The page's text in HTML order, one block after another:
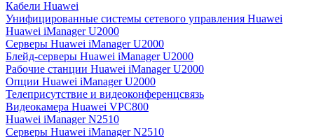
Кабели Huawei
Унифицированные системы сетевого управления Huawei
Huawei iManager U2000
Серверы Huawei iManager U2000
Блейд-серверы Huawei iManager U2000
Рабочие станции Huawei iManager U2000
Опции Huawei iManager U2000
Телеприсутствие и видеоконференцсвязь
Видеокамера Huawei VPC800
Huawei iManager N2510
Серверы Huawei iManager N2510